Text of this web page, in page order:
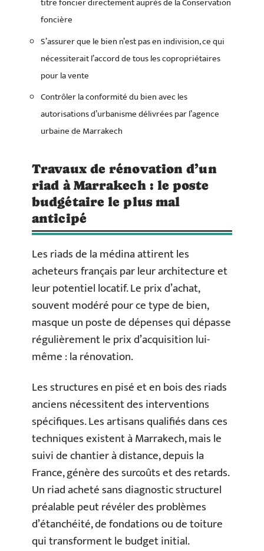
foncière
S’assurer que le bien n’est pas en indivision, ce qui
nécessiterait l’accord de tous les copropriétaires
pour la vente
Contrôler la conformité du bien avec les
autorisations d’urbanisme délivrées par l’agence
urbaine de Marrakech
Travaux de rénovation d’un
riad à Marrakech : le poste
budgétaire le plus mal
anticipé
Les riads de la médina attirent les
acheteurs français par leur architecture et
leur potentiel locatif. Le prix d’achat,
souvent modéré pour ce type de bien,
masque un poste de dépenses qui dépasse
régulièrement le prix d’acquisition lui-
même : la rénovation.
Les structures en pisé et en bois des riads
anciens nécessitent des interventions
spécifiques. Les artisans qualifiés dans ces
techniques existent à Marrakech, mais le
suivi de chantier à distance, depuis la
France, génère des surcoûts et des retards.
Un riad acheté sans diagnostic structurel
préalable peut révéler des problèmes
d’étanchéité, de fondations ou de toiture
qui transforment le budget initial.